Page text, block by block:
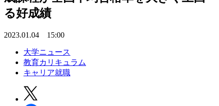
る好成績
2023.01.04 15:00
大学ニュース
教育カリキュラム
キャリア就職